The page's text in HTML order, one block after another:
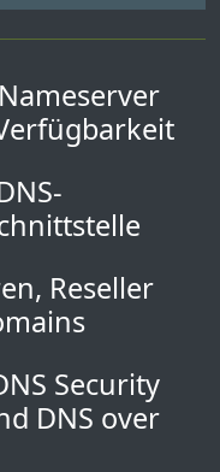
Reseller
Security
DNS over